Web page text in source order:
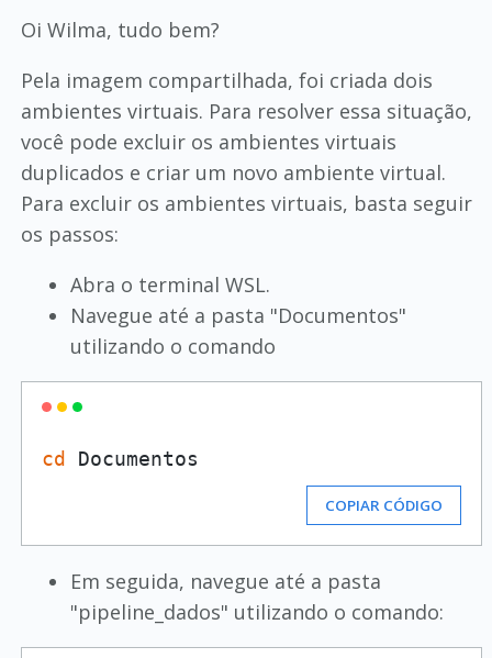
Oi Wilma, tudo bem?
Pela imagem compartilhada, foi criada dois
ambientes virtuais. Para resolver essa situação,
você pode excluir os ambientes virtuais
duplicados e criar um novo ambiente virtual.
Para excluir os ambientes virtuais, basta seguir
os passos:
Abra o terminal WSL.
Navegue até a pasta "Documentos"
utilizando o comando
cd
COPIAR CÓDIGO
Em seguida, navegue até a pasta
"pipeline_dados" utilizando o comando: